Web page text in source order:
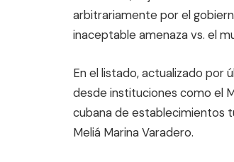
arbitrariamente por el
inaceptable amenaza vs. el
En el listado, actualizado por
desde instituciones como el
cubana de establecimientos
Meliá Marina Varadero.